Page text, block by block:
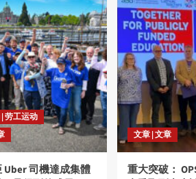
劳工运动
Uber 司機達成集體
文章 | 文章
重大突破：